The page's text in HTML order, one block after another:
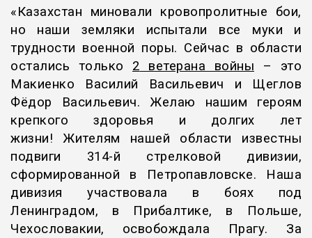
«Казахстан миновали кровопролитные бои,
но наши земляки испытали все муки и
трудности военной поры. Сейчас в области
остались только 2 ветерана войны – это
Макиенко Василий Васильевич и Щеглов
Фёдор Васильевич. Желаю нашим героям
крепкого здоровья и долгих лет
жизни! Жителям нашей области известны
подвиги 314-й стрелковой дивизии,
сформированной в Петропавловске. Наша
дивизия участвовала в боях под
Ленинградом, в Прибалтике, в Польше,
Чехословакии, освобождала Прагу. За